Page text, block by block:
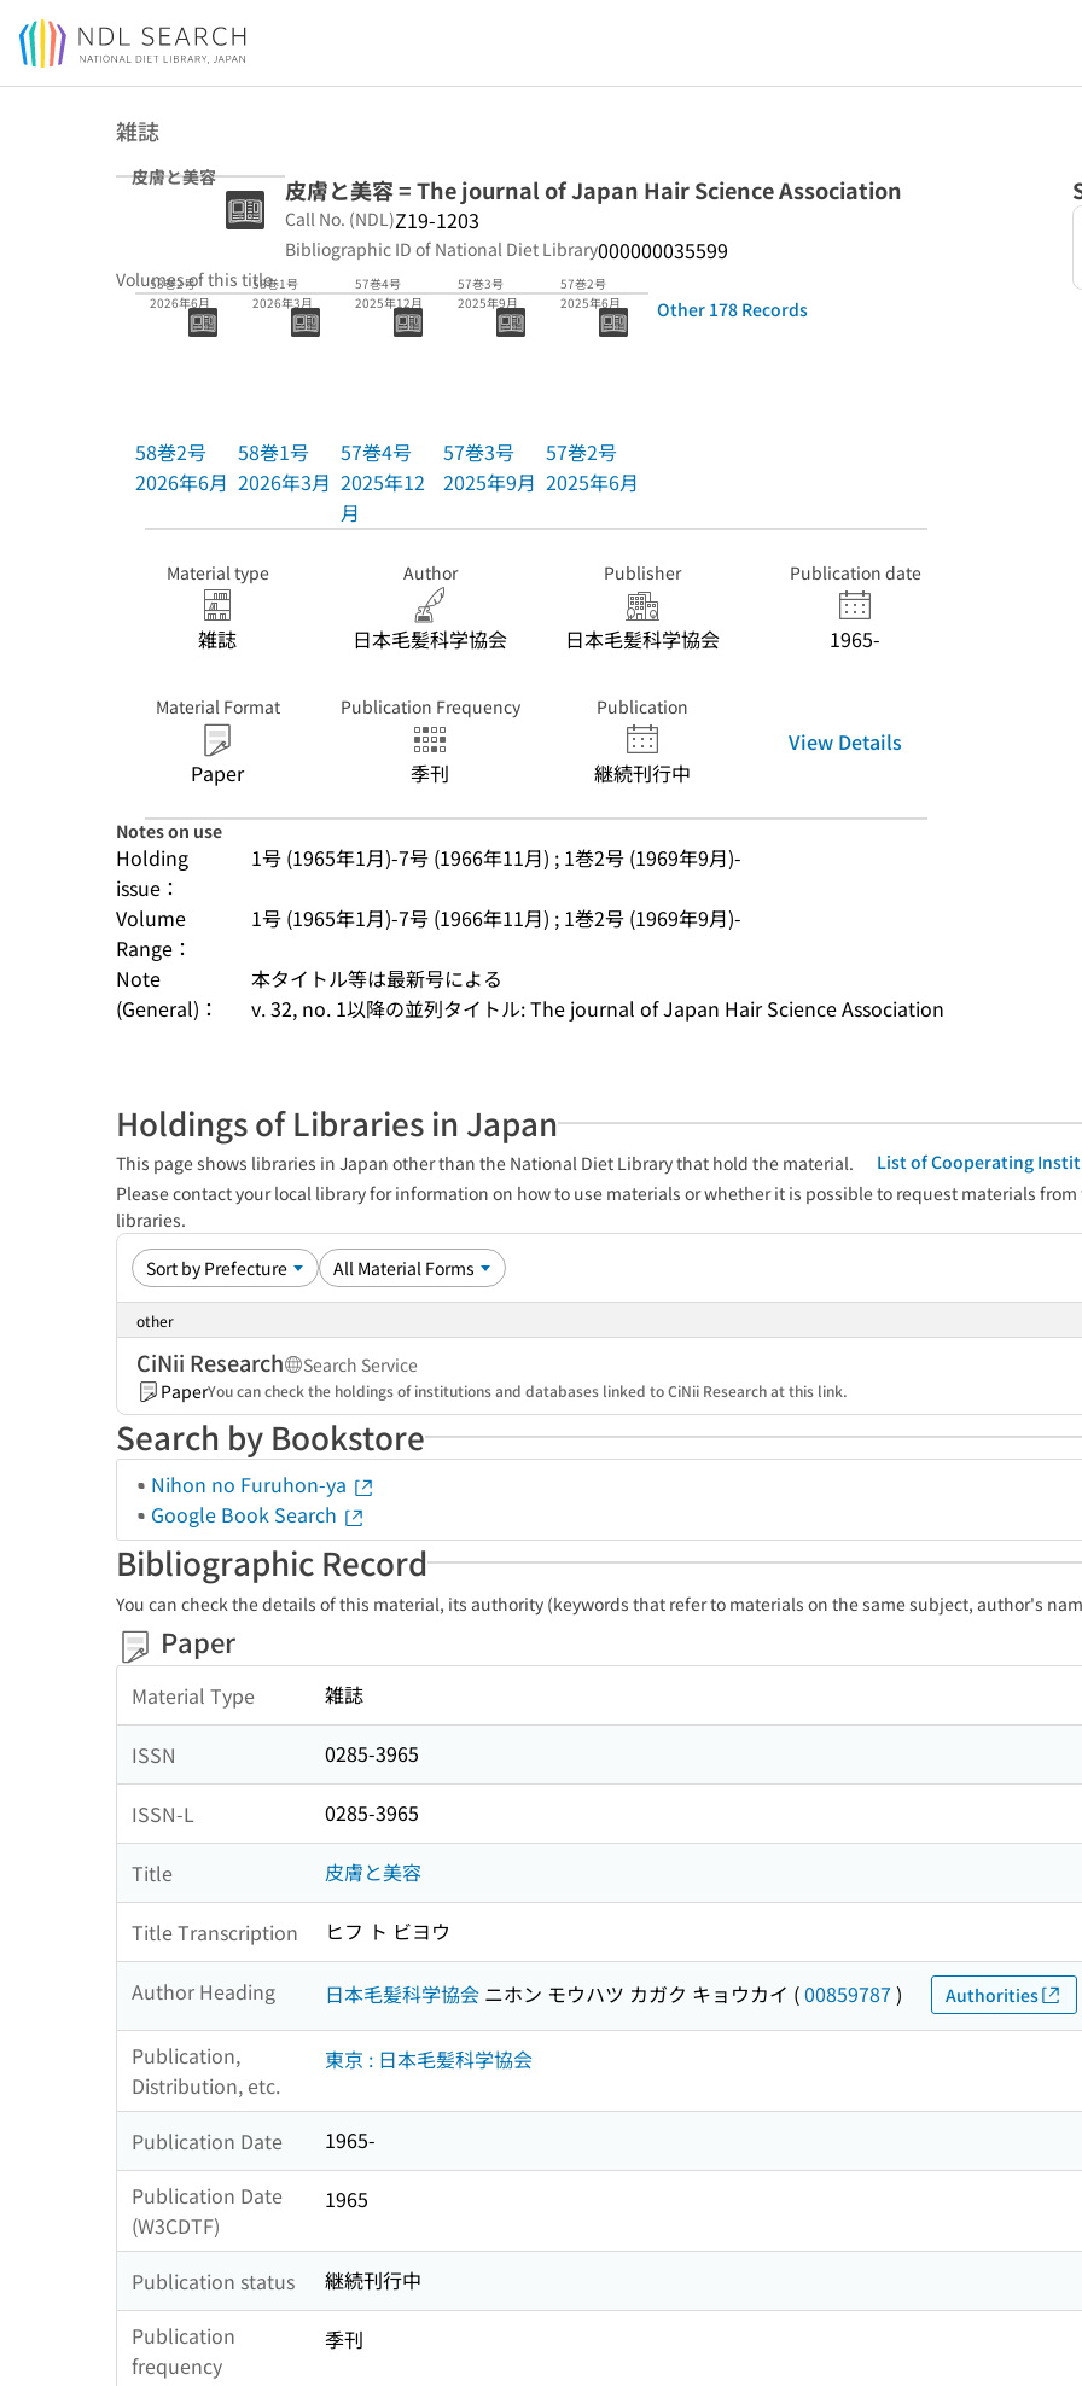
Jump to main content
雑誌
皮膚と美容 皮膚と美容 = The journal of Japan Hair Science Association
Call No. (NDL)Z19-1203
Bibliographic ID of National Diet Library000000035599
Volumes of this title
58巻2号
2026年6月
58巻2号
2026年6月
58巻1号
2026年3月
58巻1号
2026年3月
57巻4号
2025年12月
57巻4号
2025年12
月
57巻3号
2025年9月
57巻3号
2025年9月
57巻2号
2025年6月
57巻2号
2025年6月
Other 178 Records
Material type
雑誌
Author
日本毛髪科学協会
Publisher
日本毛髪科学協会
Publication date
1965-
Material Format
Paper
Publication Frequency
季刊
Publication
継続刊行中
View Details
Notes on use
Holding
issue：
1号 (1965年1月)-7号 (1966年11月) ; 1巻2号 (1969年9月)-
Volume
Range：
1号 (1965年1月)-7号 (1966年11月) ; 1巻2号 (1969年9月)-
Note
(General)：
本タイトル等は最新号による
v. 32, no. 1以降の並列タイトル: The journal of Japan Hair Science Association
Holdings of Libraries in Japan
This page shows libraries in Japan other than the National Diet Library that hold the material.
List of Cooperating
Please contact your local library for information on how to use materials or whether it is possible to request materials
libraries.
other
CiNii Research
Search Service
PaperYou can check the holdings of institutions and databases linked to CiNii Research at this link.
Search by Bookstore
Nihon no Furuhon-ya
Google Book Search
Bibliographic Record
You can check the details of this material, its authority (keywords that refer to materials on the same subject, author's
Paper
Material Type 雑誌
ISSN 0285-3965
ISSN-L 0285-3965
Title 皮膚と美容
Title Transcription ヒフ ト ビヨウ
Author Heading 日本毛髪科学協会 ニホン モウハツ カガク キョウカイ (00859787 ) Authorities
Publication,
Distribution, etc.
東京 : 日本毛髪科学協会
Publication Date
1965-
Publication Date
(W3CDTF)
1965
Publication status
継続刊行中
Publication
frequency
季刊